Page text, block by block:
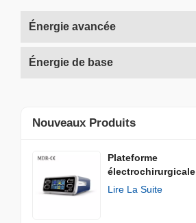
Énergie avancée
Énergie de base
Nouveaux Produits
Plateforme
électrochirurgicale
Lire La Suite